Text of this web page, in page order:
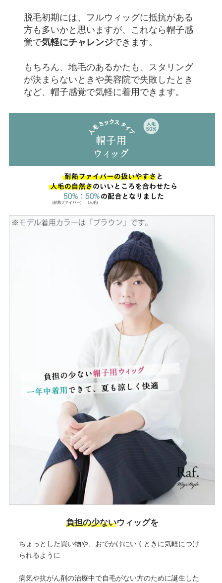
脱毛初期には、フルウィッグに抵抗がある
方も多いかと思いますが、これなら帽子感
覚で気軽にチャレンジできます。
もちろん、地毛のあるかたも、スタリング
が決まらないときや美容院で失敗したとき
など、帽子感覚で気軽に着用できます。
負担の少ないウィッグを
ちょっとした買い物や、おでかけにいくときに気軽につけ
られるように
病気や抗がん剤の治療中で自毛がない方のために誕生した